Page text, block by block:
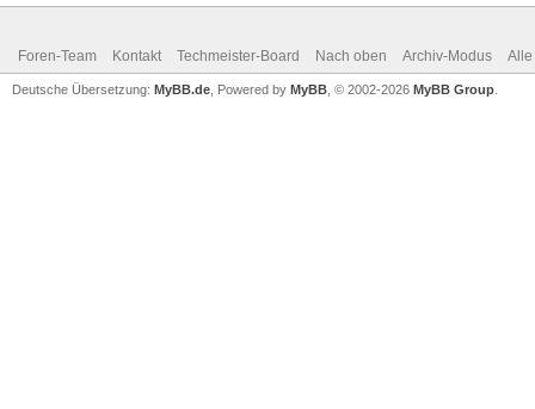
Foren-Team Kontakt Techmeister-Board Nach oben Archiv-Modus Alle
Deutsche Übersetzung: MyBB.de , Powered by MyBB , © 2002-2026 MyBB Group